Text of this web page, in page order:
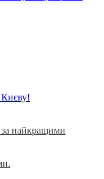
Києву!
найкращими